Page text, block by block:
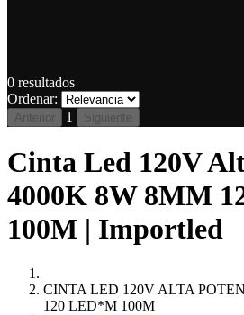
0 resultados
Ordenar:
Anterior 1 Siguiente
Cinta Led 120V
4000K 8W 8MM
100M | Importled
CINTA LED 120V ALTA
120 LED*M 100M